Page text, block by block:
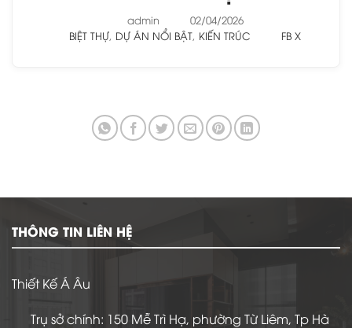
admin
02/04/2026
BIỆT THỰ, DỰ ÁN NỔI BẬT, KIẾN TRÚC FB X
THÔNG TIN LIÊN HỆ
Thiết Kế Á Âu
Trụ sở chính: 150 Mễ Trì Hạ, phường Từ Liêm, Tp Hà